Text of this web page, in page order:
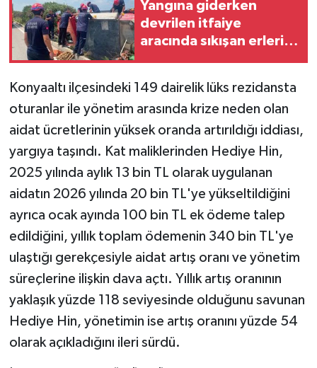
Yangına giderken
devrilen itfaiye
aracında sıkışan erleri,
Konyaaltı ilçesindeki 149 dairelik lüks rezidansta
oturanlar ile yönetim arasında krize neden olan
aidat ücretlerinin yüksek oranda artırıldığı iddiası,
yargıya taşındı. Kat maliklerinden Hediye Hin,
2025 yılında aylık 13 bin TL olarak uygulanan
aidatın 2026 yılında 20 bin TL'ye yükseltildiğini
ayrıca ocak ayında 100 bin TL ek ödeme talep
edildiğini, yıllık toplam ödemenin 340 bin TL'ye
ulaştığı gerekçesiyle aidat artış oranı ve yönetim
süreçlerine ilişkin dava açtı. Yıllık artış oranının
yaklaşık yüzde 118 seviyesinde olduğunu savunan
Hediye Hin, yönetimin ise artış oranını yüzde 54
olarak açıkladığını ileri sürdü.